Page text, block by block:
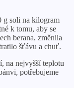
g soli na kilogram
k tomu, aby se
berana, změnila
šťávu a chuť.
na nejvyšší teplotu
potřebujeme